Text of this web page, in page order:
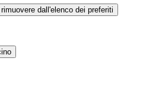
rimuovere dall'elenco dei preferiti